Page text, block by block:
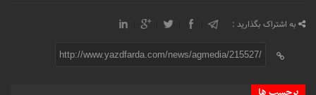
به اشتراک بگذارید :
http://www.yazdfarda.com/news/agmedia/215527/